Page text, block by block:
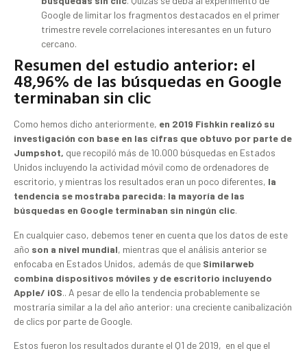
Google de limitar los fragmentos destacados en el primer
trimestre revele correlaciones interesantes en un futuro
cercano.
Resumen del estudio anterior: el
48,96% de las búsquedas en Google
terminaban sin clic
Como hemos dicho anteriormente, en 2019 Fishkin realizó su
investigación con base en las cifras que obtuvo por parte de
Jumpshot, que recopiló más de 10.000 búsquedas en Estados
Unidos incluyendo la actividad móvil como de ordenadores de
escritorio, y mientras los resultados eran un poco diferentes, la
tendencia se mostraba parecida: la mayoría de las
búsquedas en Google terminaban sin ningún clic.
En cualquier caso, debemos tener en cuenta que los datos de este
año son a nivel mundial, mientras que el análisis anterior se
enfocaba en Estados Unidos, además de que Similarweb
combina dispositivos móviles y de escritorio incluyendo
Apple/ iOS.. A pesar de ello la tendencia probablemente se
mostraría similar a la del año anterior: una creciente canibalización
de clics por parte de Google.
Estos fueron los resultados durante el Q1 de 2019, en el que el